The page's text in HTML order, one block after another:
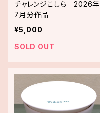
チャレンジこしら 2026年
7月分作品
¥5,000
SOLD OUT